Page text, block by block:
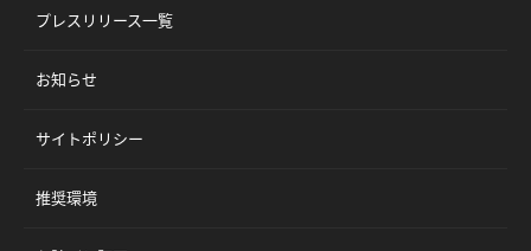
プレスリリース一覧
お知らせ
サイトポリシー
推奨環境